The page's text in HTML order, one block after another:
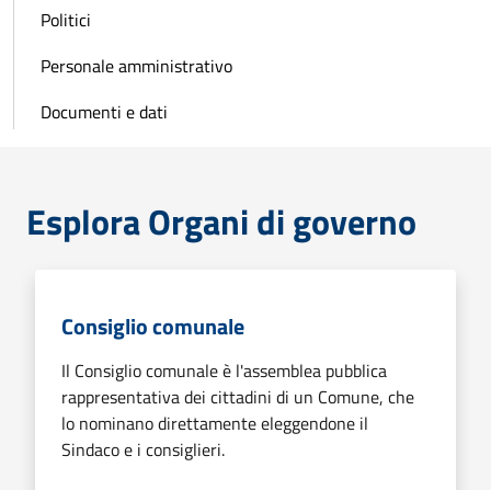
Politici
Personale amministrativo
Documenti e dati
Esplora Organi di governo
Consiglio comunale
Il Consiglio comunale è l'assemblea pubblica
rappresentativa dei cittadini di un Comune, che
lo nominano direttamente eleggendone il
Sindaco e i consiglieri.